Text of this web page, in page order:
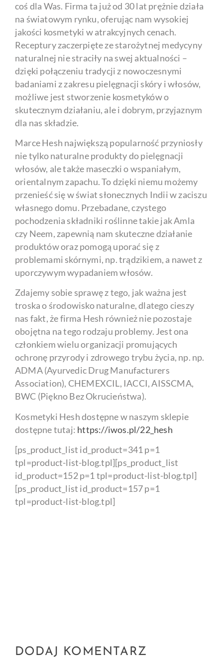
coś dla Was. Firma ta już od 30 lat prężnie działa
na światowym rynku, oferując nam wysokiej
jakości kosmetyki w atrakcyjnych cenach.
Receptury zaczerpięte ze starożytnej medycyny
naturalnej nie straciły na swej aktualności –
dzięki połączeniu tradycji z nowoczesnymi
badaniami z zakresu pielęgnacji skóry i włosów,
możliwe jest stworzenie kosmetyków o
skutecznym działaniu, ale i dobrym, przyjaznym
dla nas składzie.
Marce Hesh największą popularność przyniosły
nie tylko naturalne produkty do pielęgnacji
włosów, ale także maseczki o wspaniałym,
orientalnym zapachu. To dzięki niemu możemy
przenieść się w świat słonecznych Indii w zaciszu
własnego domu. Przebadane, czystego
pochodzenia składniki roślinne takie jak Amla
czy Neem, zapewnią nam skuteczne działanie
produktów oraz pomogą uporać się z
problemami skórnymi, np. trądzikiem, a nawet z
uporczywym wypadaniem włosów.
Zdajemy sobie sprawę z tego, jak ważna jest
troska o środowisko naturalne, dlatego cieszy
nas fakt, że firma Hesh również nie pozostaje
obojętna na tego rodzaju problemy. Jest ona
członkiem wielu organizacji promujących
ochronę przyrody i zdrowego trybu życia, np. np.
ADMA (Ayurvedic Drug Manufacturers
Association), CHEMEXCIL, IACCI, AISSCMA,
BWC (Piękno Bez Okrucieństwa).
Kosmetyki Hesh dostępne w naszym sklepie
dostępne tutaj: https://iwos.pl/22_hesh
[ps_product_list id_product=341 p=1
tpl=product-list-blog.tpl][ps_product_list
id_product=152 p=1 tpl=product-list-blog.tpl]
[ps_product_list id_product=157 p=1
tpl=product-list-blog.tpl]
DODAJ KOMENTARZ